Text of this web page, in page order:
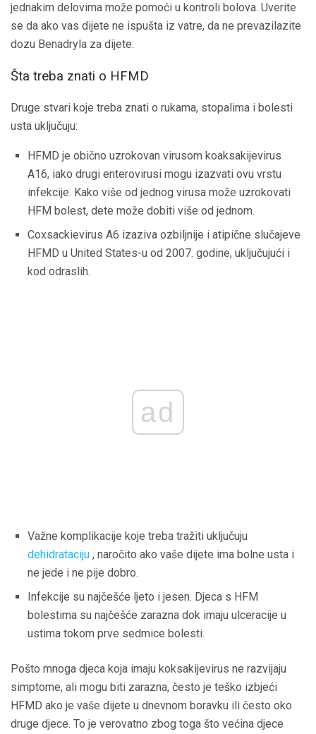
jednakim delovima može pomoći u kontroli bolova. Uverite
se da ako vas dijete ne ispušta iz vatre, da ne prevazilazite
dozu Benadryla za dijete.
Šta treba znati o HFMD
Druge stvari koje treba znati o rukama, stopalima i bolesti
usta uključuju:
HFMD je obično uzrokovan virusom koaksakijevirus
A16, iako drugi enterovirusi mogu izazvati ovu vrstu
infekcije. Kako više od jednog virusa može uzrokovati
HFM bolest, dete može dobiti više od jednom.
Coxsackievirus A6 izaziva ozbiljnije i atipične slučajeve
HFMD u United States-u od 2007. godine, uključujući i
kod odraslih.
ad
Važne komplikacije koje treba tražiti uključuju
dehidrataciju , naročito ako vaše dijete ima bolne usta i
ne jede i ne pije dobro.
Infekcije su najčešće ljeto i jesen. Djeca s HFM
bolestima su najčešće zarazna dok imaju ulceracije u
ustima tokom prve sedmice bolesti.
Pošto mnoga djeca koja imaju koksakijevirus ne razvijaju
simptome, ali mogu biti zarazna, često je teško izbjeći
HFMD ako je vaše dijete u dnevnom boravku ili često oko
druge djece. To je verovatno zbog toga što većina djece